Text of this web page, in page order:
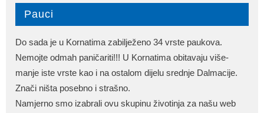
Pauci
Do sada je u Kornatima zabilježeno 34 vrste paukova.
Nemojte odmah paničariti!!! U Kornatima obitavaju više-
manje iste vrste kao i na ostalom dijelu srednje Dalmacije.
Znači ništa posebno i strašno.
Namjerno smo izabrali ovu skupinu životinja za našu web